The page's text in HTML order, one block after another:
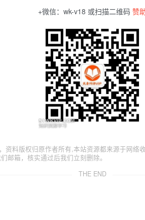
+微信：wk-v18 或扫描二维码 赞
资料版权归原作者所有,本站资源都来源于网络
邮箱，核实通过后我们立刻删除。
THE END